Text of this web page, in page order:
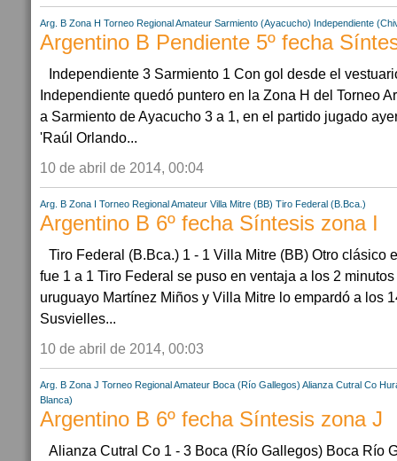
Arg. B Zona H Torneo Regional Amateur Sarmiento (Ayacucho) Independiente
Argentino B Pendiente 5º fecha
Independiente 3 Sarmiento 1 Con gol desde el
Independiente quedó puntero en la Zona H del Torneo
a Sarmiento de Ayacucho 3 a 1, en el partido jugado
'Raúl Orlando...
10 de abril de 2014, 00:04
Arg. B Zona I Torneo Regional Amateur Villa Mitre (BB) Tiro Federal (B.Bca.)
Argentino B 6º fecha Síntesis zona I
Tiro Federal (B.Bca.) 1 - 1 Villa Mitre (BB) Otro clásico
fue 1 a 1 Tiro Federal se puso en ventaja a los 2
uruguayo Martínez Miños y Villa Mitre lo empardó a los
Susvielles...
10 de abril de 2014, 00:03
Arg. B Zona J Torneo Regional Amateur Boca (Río Gallegos) Alianza Cutral Co
Blanca)
Argentino B 6º fecha Síntesis zona J
Alianza Cutral Co 1 - 3 Boca (Río Gallegos) Boca Río